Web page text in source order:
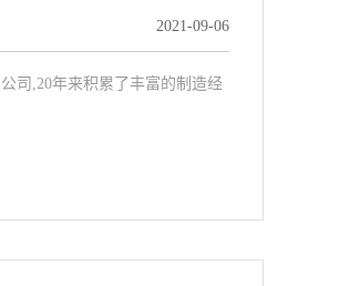
2021-09-06
司,20年来积累了丰富的制造经